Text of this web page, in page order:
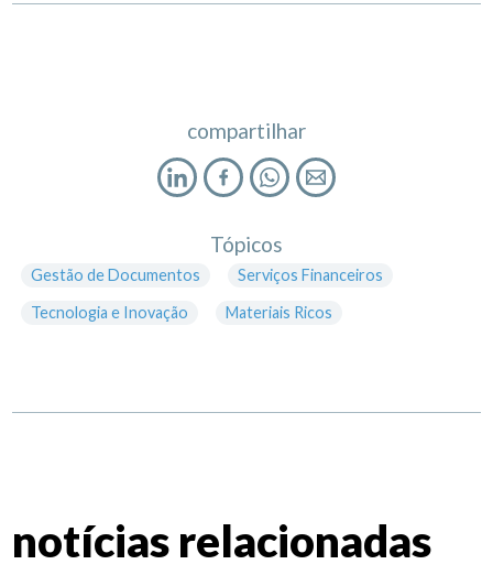
Tópicos
Gestão de Documentos
Serviços Financeiros
Tecnologia e Inovação
Materiais Ricos
compartilhar
notícias relacionadas